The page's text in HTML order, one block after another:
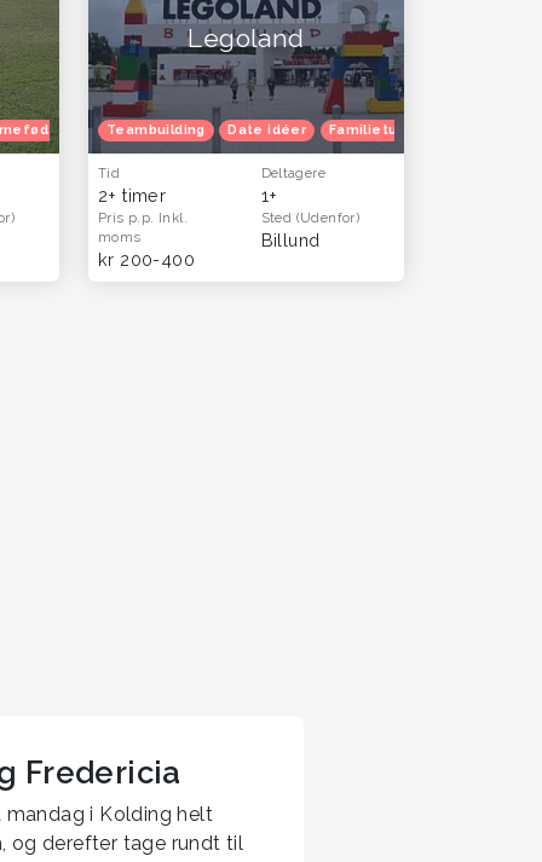
Blå mandagHerretur Blå mandag
Legoland
Teambuilding Date idéer Familietur
Tid
2+ timer
Deltagere
1+
Pris p.p. Inkl.
moms
kr 200-400
Sted (Udenfor)
Billund
Fredericia
i Kolding helt
og derefter tage rundt til